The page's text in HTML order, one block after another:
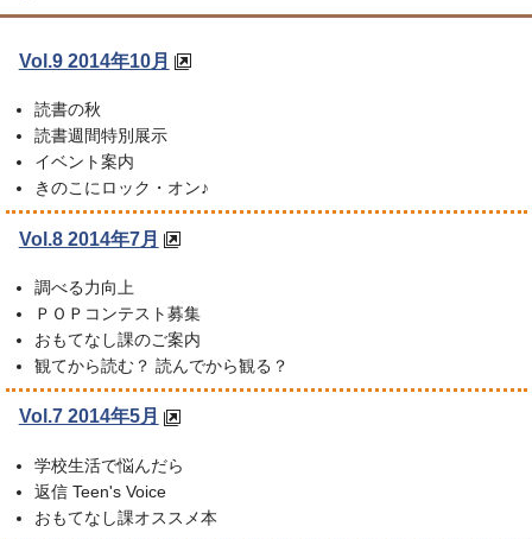
Vol.9 2014年10月
読書の秋
読書週間特別展示
イベント案内
きのこにロック・オン♪
Vol.8 2014年7月
調べる力向上
ＰＯＰコンテスト募集
おもてなし課のご案内
観てから読む？ 読んでから観る？
Vol.7 2014年5月
学校生活で悩んだら
返信 Teen's Voice
おもてなし課オススメ本